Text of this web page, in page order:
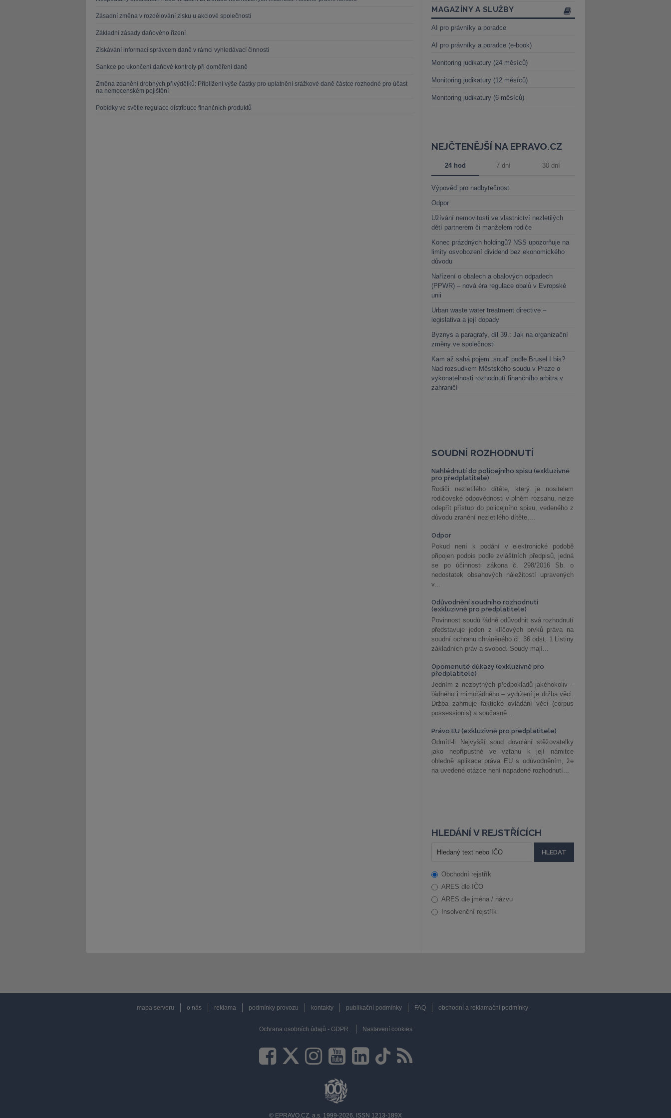
Zásadní změna v rozdělování zisku u akciové společnosti
Základní zásady daňového řízení
Získávání informací správcem daně v rámci vyhledávací činnosti
Sankce po ukončení daňové kontroly při doměření daně
Změna zdanění drobných přivýdělků: Přiblížení výše částky pro uplatnění srážkové daně částce rozhodné pro účast
na nemocenském pojištění
Pobídky ve světle regulace distribuce finančních produktů
MAGAZÍNY A SLUŽBY
AI pro právníky a poradce
AI pro právníky a poradce (e-book)
Monitoring judikatury (24 měsíců)
Monitoring judikatury (12 měsíců)
Monitoring judikatury (6 měsíců)
NEJČTENĚJŠÍ NA EPRAVO.CZ
24 hod 7 dní 30 dní
Výpověď pro nadbytečnost
Odpor
Užívání nemovitosti ve vlastnictví nezletilých
dětí partnerem či manželem rodiče
Konec prázdných holdingů? NSS upozorňuje na
limity osvobození dividend bez ekonomického
důvodu
Nařízení o obalech a obalových odpadech
(PPWR) – nová éra regulace obalů v Evropské
unii
Urban waste water treatment directive –
legislativa a její dopady
Byznys a paragrafy, díl 39.: Jak na organizační
změny ve společnosti
Kam až sahá pojem „soud“ podle Brusel I bis?
Nad rozsudkem Městského soudu v Praze o
vykonatelnosti rozhodnutí finančního arbitra v
zahraničí
SOUDNÍ ROZHODNUTÍ
Nahlédnutí do policejního spisu (exkluzivně
pro předplatitele)
Rodiči nezletilého dítěte, který je nositelem
rodičovské odpovědnosti v plném rozsahu, nelze
odepřít přístup do policejního spisu, vedeného z
důvodu zranění nezletilého dítěte,...
Odpor
Pokud není k podání v elektronické podobě
připojen podpis podle zvláštních předpisů, jedná
se po účinnosti zákona č. 298/2016 Sb. o
nedostatek obsahových náležitostí upravených
v...
Odůvodnění soudního rozhodnutí
(exkluzivně pro předplatitele)
Povinnost soudů řádně odůvodnit svá rozhodnutí
představuje jeden z klíčových prvků práva na
soudní ochranu chráněného čl. 36 odst. 1 Listiny
základních práv a svobod. Soudy mají...
Opomenuté důkazy (exkluzivně pro
předplatitele)
Jedním z nezbytných předpokladů jakéhokoliv –
řádného i mimořádného – vydržení je držba věci.
Držba zahrnuje faktické ovládání věci (corpus
possessionis) a současně...
Právo EU (exkluzivně pro předplatitele)
Odmítl-li Nejvyšší soud dovolání stěžovatelky
jako nepřípustné ve vztahu k její námitce
ohledně aplikace práva EU s odůvodněním, že
na uvedené otázce není napadené rozhodnutí...
HLEDÁNÍ V REJSTŘÍCÍCH
Obchodní rejstřík
ARES dle IČO
ARES dle jména / názvu
Insolvenční rejstřík
mapa serveru o nás reklama podmínky provozu kontakty publikační podmínky FAQ obchodní a reklamační podmínky
Ochrana osobních údajů - GDPR Nastavení cookies
© EPRAVO.CZ, a.s. 1999-2026, ISSN 1213-189X